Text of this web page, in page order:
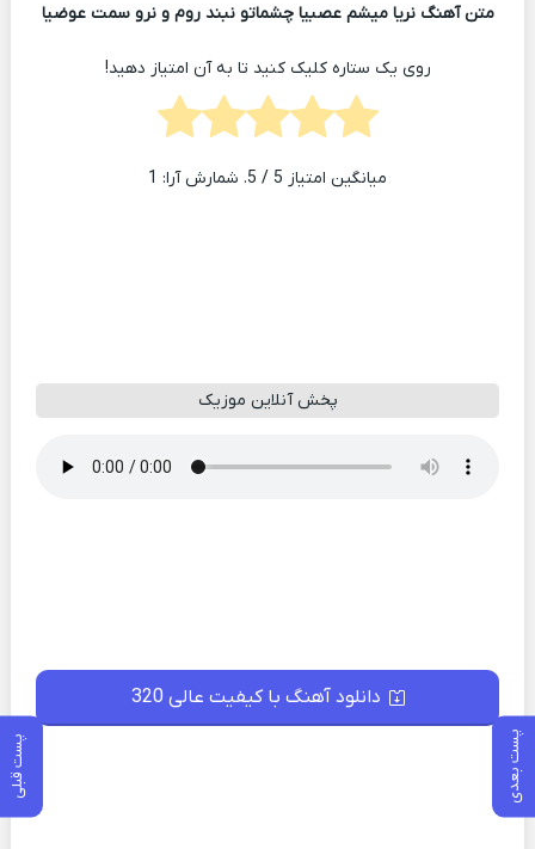
پست بعدی پست قبلی
متن آهنگ نریا میشم عصبیا چشماتو نبند روم و نرو سمت عوضیا
روی یک ستاره کلیک کنید تا به آن امتیاز دهید!
میانگین امتیاز 5 / 5. شمارش آرا: 1
پخش آنلاین موزیک
دانلود آهنگ با کیفیت عالی 320